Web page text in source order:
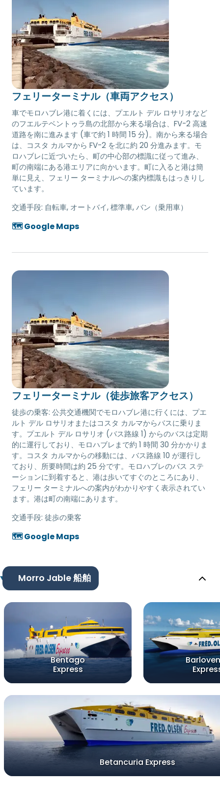
フェリーターミナル（車両アクセス）
車でモロハブレ港に着くには、プエルト デル ロサリオなど
のフエルテベントゥラ島の北部から来る場合は、FV-2 高速
道路を南に進みます (車で約 1 時間 15 分)。南から来る場合
は、コスタ カルマから FV-2 を北に約 20 分進みます。モ
ロハブレに近づいたら、町の中心部の標識に従って進み、
町の南端にある港エリアに向かいます。町に入ると港は簡
単に見え、フェリー ターミナルへの案内標識もはっきりし
ています。
交通手段: 自転車, オートバイ, 標準車, バン（乗用車）
🗺️ Google Maps
フェリーターミナル（徒歩旅客アクセス）
徒歩の乗客: 公共交通機関でモロハブレ港に行くには、プエ
ルト デル ロサリオまたはコスタ カルマからバスに乗りま
す。プエルト デル ロサリオ (バス路線 1) からのバスは定期
的に運行しており、モロハブレまで約 1 時間 30 分かかりま
す。コスタ カルマからの移動には、バス路線 10 が運行し
ており、所要時間は約 25 分です。モロハブレのバス ステ
ーションに到着すると、港は歩いてすぐのところにあり、
フェリー ターミナルへの案内がわかりやすく表示されてい
ます。港は町の南端にあります。
交通手段: 徒歩の乗客
🗺️ Google Maps
Morro Jable 船舶
Bentago
Express
Betancuria Express